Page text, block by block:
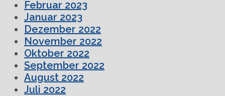
Februar 2023
Januar 2023
Dezember 2022
November 2022
Oktober 2022
September 2022
August 2022
Juli 2022